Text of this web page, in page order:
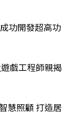
功開發超高功
戲工程師親揭
慧照顧 打造居